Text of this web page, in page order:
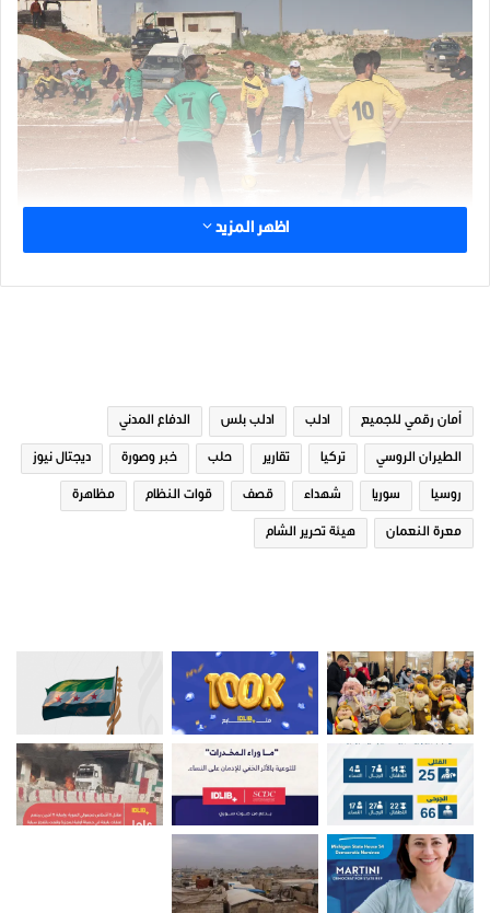
اظهر المزيد
أمان رقمي للجميع ادلب ادلب بلس الدفاع المدني
الطيران الروسي تركيا تقارير حلب خبر وصورة ديجتال نيوز
روسيا سوريا شهداء قصف قوات النظام مظاهرة
معرة النعمان هيئة تحرير الشام